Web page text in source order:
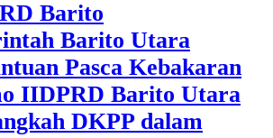
Barito
Barito Utara
Pasca Kebakaran
IIDPRD Barito Utara
DKPP dalam